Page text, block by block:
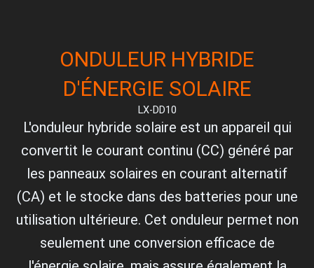
ONDULEUR HYBRIDE
D'ÉNERGIE SOLAIRE
LX-DD10
L'onduleur hybride solaire est un appareil qui
convertit le courant continu (CC) généré par
les panneaux solaires en courant alternatif
(CA) et le stocke dans des batteries pour une
utilisation ultérieure. Cet onduleur permet non
seulement une conversion efficace de